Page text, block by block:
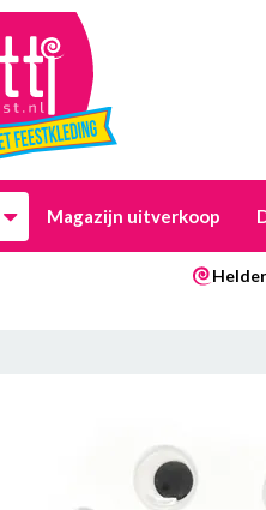
Magazijn uitverkoop